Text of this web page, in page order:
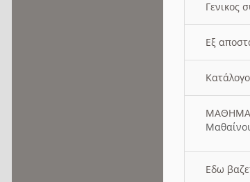
Γενικος
Εξ
Εδω